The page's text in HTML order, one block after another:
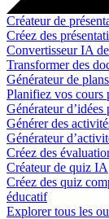
Créateur de
Créez des
Convertisseur IA
Transformer des
Générateur de
Planifiez vos cours
Générateur
Générer des
Générateur
Créez des
Créateur de quiz IA
Créez des quiz
éducatif
Explorer tous les